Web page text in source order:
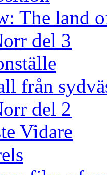
The land
del 3
från
del 2
Vidare